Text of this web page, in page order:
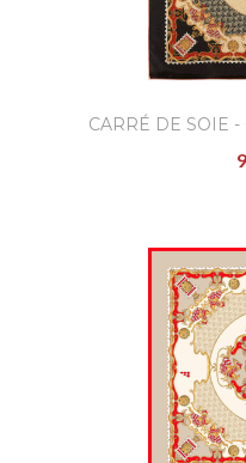
CARRÉ DE SOIE